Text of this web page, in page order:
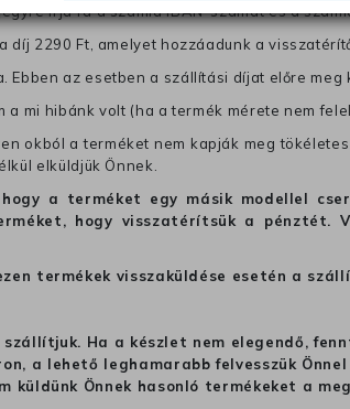
írja rá a számla IBAN-számát és a
2290 Ft, amelyet hozzáadunk a
az esetben a szállítási díjat előre
mi hibánk volt (ha a termék mérete nem
okból a terméket nem kapják meg
elküldjük Önnek.
a terméket egy másik modellel
hogy visszatérítsük a pénztét.
termékek visszaküldése esetén a
Ha a készlet nem elegendő,
a lehető leghamarabb felvesszük
Önnek hasonló termékeket a